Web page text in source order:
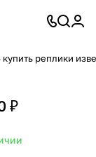
реплики
₽